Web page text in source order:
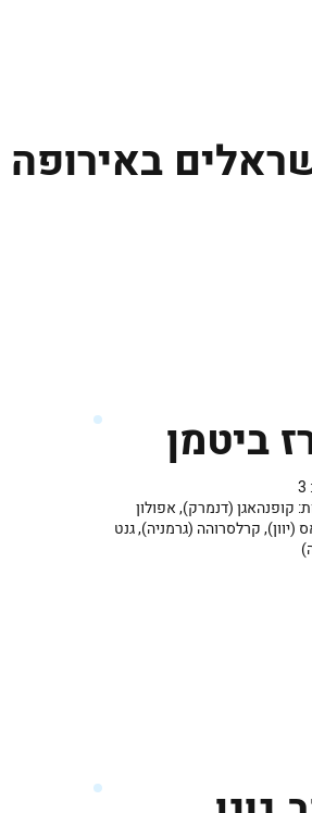
באירופה
ביטמן
קופנהאגן (דנמרק), אפולון
(יוון), קרלסרוהה (גרמניה), גנט